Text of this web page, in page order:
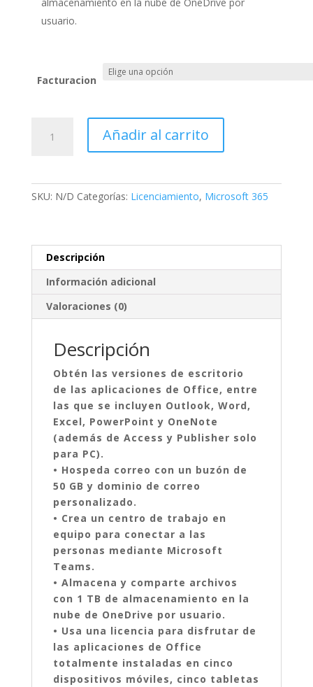
almacenamiento en la nube de OneDrive por
usuario.
Facturacion
Añadir al carrito
SKU: N/D Categorías: Licenciamiento, Microsoft 365
Descripción
Información adicional
Valoraciones (0)
Descripción
Obtén las versiones de escritorio
de las aplicaciones de Office, entre
las que se incluyen Outlook, Word,
Excel, PowerPoint y OneNote
(además de Access y Publisher solo
para PC).
• Hospeda correo con un buzón de
50 GB y dominio de correo
personalizado.
• Crea un centro de trabajo en
equipo para conectar a las
personas mediante Microsoft
Teams.
• Almacena y comparte archivos
con 1 TB de almacenamiento en la
nube de OneDrive por usuario.
• Usa una licencia para disfrutar de
las aplicaciones de Office
totalmente instaladas en cinco
dispositivos móviles, cinco tabletas